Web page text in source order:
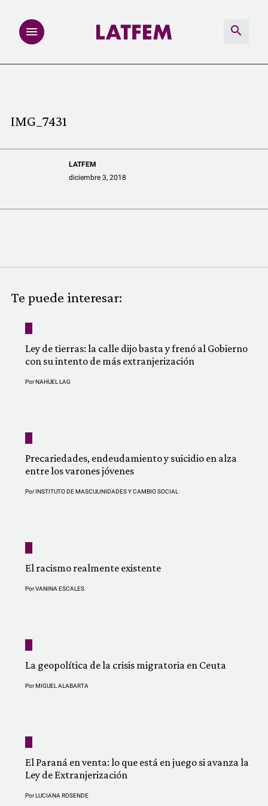
REDACCIÓN ABIERTA
LATFEMLAB.
QUIÉNES SOMOS
IMG_7431
LATFEM
diciembre 3, 2018
Te puede interesar:
Ley de tierras: la calle dijo basta y frenó al Gobierno
con su intento de más extranjerización
PorNAHUEL LAG
Precariedades, endeudamiento y suicidio en alza
entre los varones jóvenes
PorINSTITUTO DE MASCULINIDADES Y CAMBIO SOCIAL
El racismo realmente existente
PorVANINA ESCALES
La geopolítica de la crisis migratoria en Ceuta
PorMIGUEL ALABARTA
El Paraná en venta: lo que está en juego si avanza la
Ley de Extranjerización
PorLUCIANA ROSENDE